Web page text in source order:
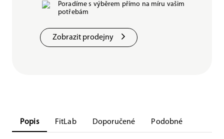
Poradíme s výběrem přímo na míru vašim
potřebám
Zobrazit prodejny
Popis FitLab Doporučené Podobné